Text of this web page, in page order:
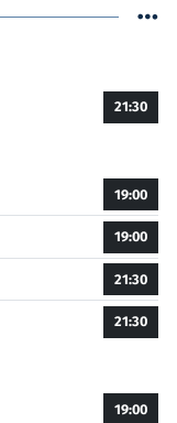
21:30
19:00
19:00
21:30
21:30
19:00